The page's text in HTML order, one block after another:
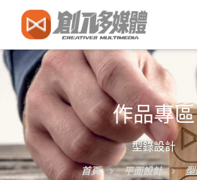
作品專區
型錄設計
首頁 平面設計 型